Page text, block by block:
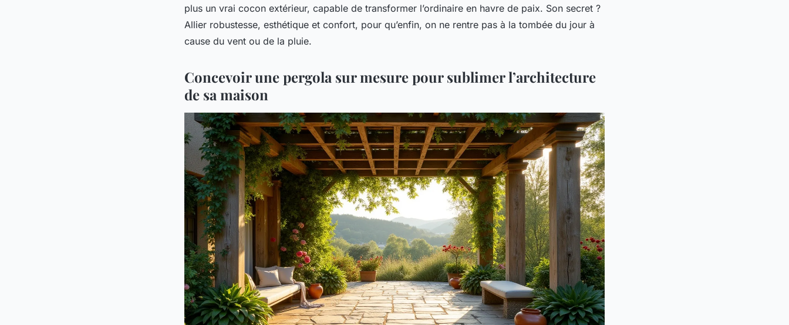
plus un vrai cocon extérieur, capable de transformer l’ordinaire en havre de paix. Son secret ?
Allier robustesse, esthétique et confort, pour qu’enfin, on ne rentre pas à la tombée du jour à
cause du vent ou de la pluie.
Concevoir une pergola sur mesure pour sublimer l’architecture
de sa maison